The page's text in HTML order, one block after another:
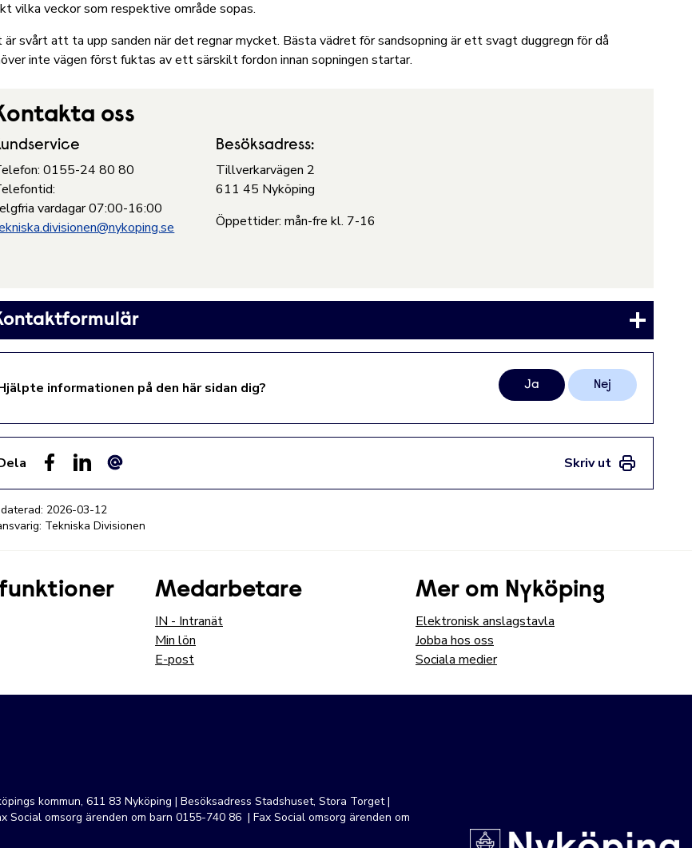
vilka veckor som respektive område sopas.
är svårt att ta upp sanden när det regnar mycket. Bästa vädret för sandsopning är ett svagt duggregn för då
inte vägen först fuktas av ett särskilt fordon innan sopningen startar.
oss
0155-24 80 80
vardagar 07:00-16:00
Besöksadress:
Tillverkarvägen 2
611 45 Nyköping
Öppettider: mån-fre kl. 7-16
informationen på den här sidan dig? Ja Nej
Skriv ut
2026-03-12
Tekniska Divisionen
Medarbetare
IN - Intranät
Min lön
E-post
Mer om Nyköping
Elektronisk anslagstavla
Jobba hos oss
Sociala medier
kommun, 611 83 Nyköping | Besöksadress Stadshuset, Stora Torget |
omsorg ärenden om barn 0155-740 86 | Fax Social omsorg ärenden om